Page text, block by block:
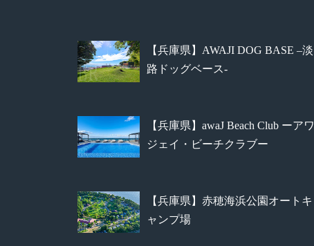
【兵庫県】AWAJI DOG BASE –淡
路ドッグベース-
【兵庫県】awaJ Beach Club ーアワ
ジェイ・ビーチクラブー
【兵庫県】赤穂海浜公園オートキ
ャンプ場